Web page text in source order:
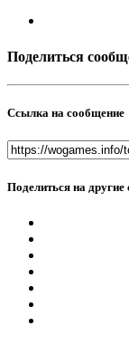
Поделиться
Ссылка на сообщение
Поделиться на другие